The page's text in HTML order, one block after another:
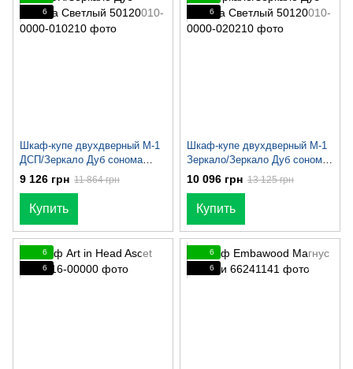
6
Шкаф-купе двухдверный М-1
ДСП/Зеркало Дуб сонома
Светлый
9 126 грн 11 864 грн
Купить
6
Шкаф-купе двухдверный М-1
Зеркало/Зеркало Дуб сонома
Светлый
10 096 грн 13 125 грн
Купить
6
6
6
6